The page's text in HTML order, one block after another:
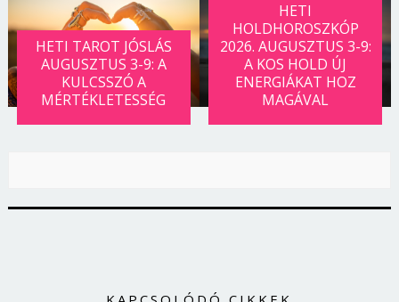
HETI TAROT JÓSLÁS
AUGUSZTUS 3-9: A
KULCSSZÓ A
MÉRTÉKLETESSÉG
HETI
HOLDHOROSZKÓP
2026. AUGUSZTUS 3-9:
A KOS HOLD ÚJ
ENERGIÁKAT HOZ
MAGÁVAL
Borsonline bejelentkezés